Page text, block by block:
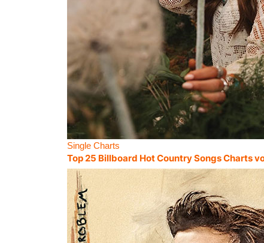
Single Charts
Top 25 Billboard Hot Country Songs Charts